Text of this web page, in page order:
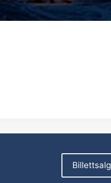
Billettsalg